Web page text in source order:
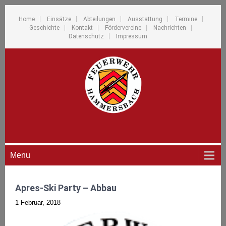
Home Einsätze Abteilungen Ausstattung
Termine
Geschichte
Kontakt Fördervereine
Nachrichten
Datenschutz
Impressum
Menu
Apres-Ski Party – Abbau
1 Februar, 2018